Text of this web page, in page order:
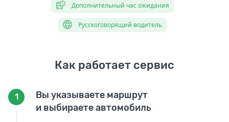
Дополнительный час ожидания
Русскоговорящий водитель
Как работает сервис
1
Вы указываете маршрут
и выбираете автомобиль